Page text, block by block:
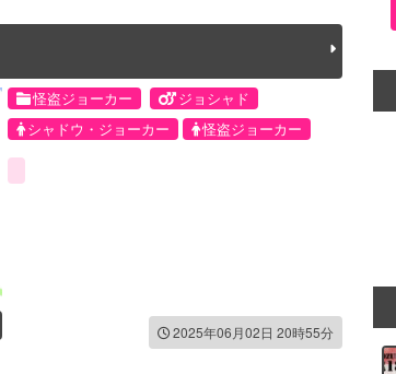
怪盗ジョーカー
ジョシャド
シャドウ・ジョーカー
怪盗ジョーカー
2025年06月02日 20時55分